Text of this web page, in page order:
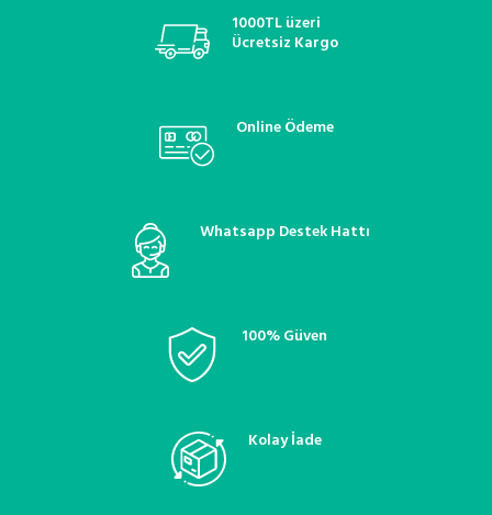
kompresör kontrol valfi, zigzel
klima valfi, oto klima yedek parça,
kompresör elektrikli valfi, klima
araç klima onarım valfi,
termostatik kontrol valfi, oto
1000TL üzeri
Ücretsiz Kargo
Online Ödeme
Whatsapp Destek Hattı
100% Güven
Kolay İade